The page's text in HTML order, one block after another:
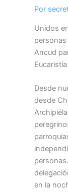
Por
Unidos
Ancud
Desde
desde
en la